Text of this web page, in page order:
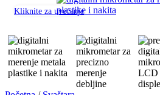
Kliknite za uvećanje